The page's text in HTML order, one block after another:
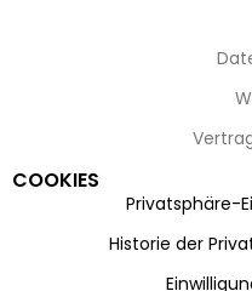
COOKIES
Privatsphäre-
Historie der